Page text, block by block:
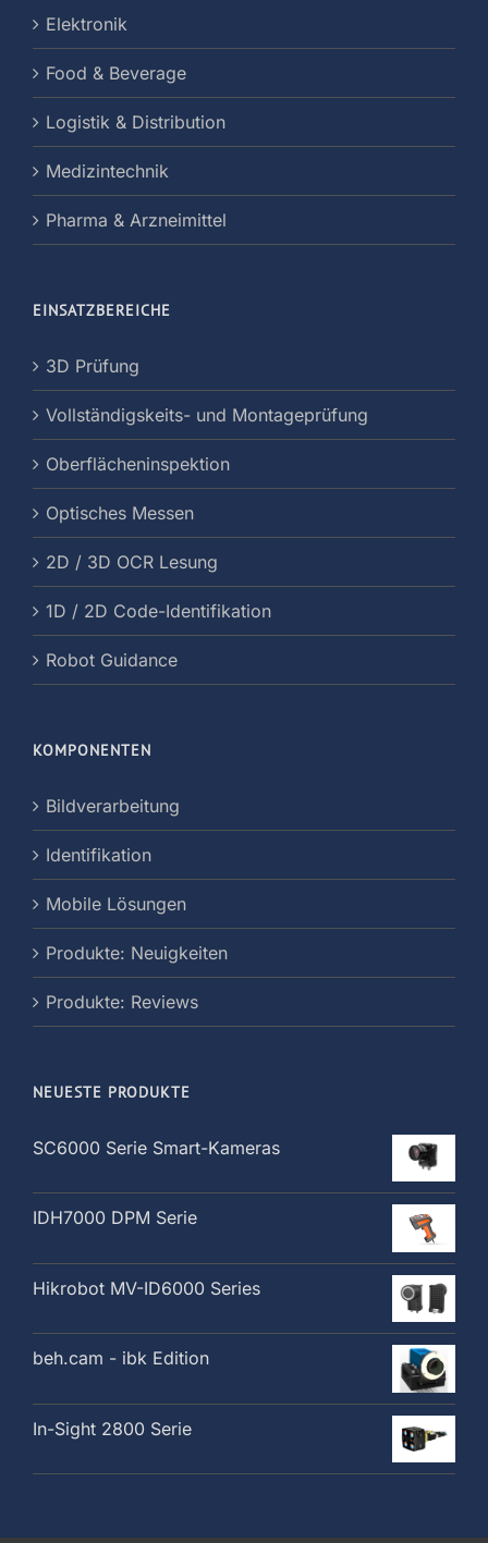
Elektronik
Food & Beverage
Logistik & Distribution
Medizintechnik
Pharma & Arzneimittel
EINSATZBEREICHE
3D Prüfung
Vollständigskeits- und Montageprüfung
Oberflächeninspektion
Optisches Messen
2D / 3D OCR Lesung
1D / 2D Code-Identifikation
Robot Guidance
KOMPONENTEN
Bildverarbeitung
Identifikation
Mobile Lösungen
Produkte: Neuigkeiten
Produkte: Reviews
NEUESTE PRODUKTE
SC6000 Serie Smart-Kameras
IDH7000 DPM Serie
Hikrobot MV-ID6000 Series
beh.cam - ibk Edition
In-Sight 2800 Serie